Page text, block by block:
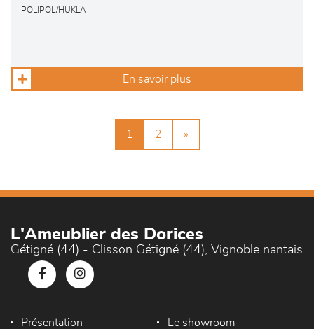
POLIPOL/HUKLA
En savoir plus
1 2 »
L'Ameublier des Dorices
Gétigné (44) - Clisson Gétigné (44), Vignoble nantais
Présentation Le showroom